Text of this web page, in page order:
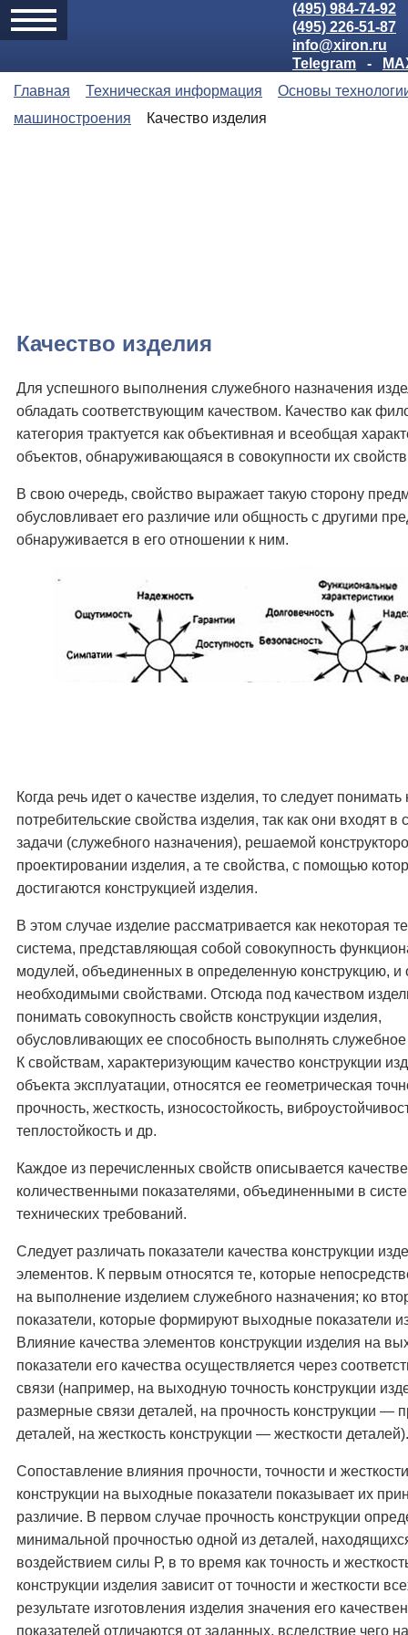
(495) 984-74-92
(495) 226-51-87
info@xiron.ru
Telegram
-
Главная
Техническая информация
Основы
машиностроения
Качество изделия
Качество изделия
Для успешного выполнения служебного назначения
обладать соответствующим качеством. Качество как
категория трактуется как объективная и всеобщая
объектов, обнаруживающаяся в совокупности их
В свою очередь, свойство выражает такую сторону
обусловливает его различие или общность с другими
обнаруживается в его отношении к ним.
Когда речь идет о качестве изделия, то следует понимать
потребительские свойства изделия, так как они входят в
задачи (служебного назначения), решаемой
проектировании изделия, а те свойства, с помощью
достигаются конструкцией изделия.
В этом случае изделие рассматривается как некоторая
система, представляющая собой совокупность
модулей, объединенных в определенную конструкцию,
необходимыми свойствами. Отсюда под качеством
понимать совокупность свойств конструкции изделия,
обусловливающих ее способность выполнять
К свойствам, характеризующим качество конструкции
объекта эксплуатации, относятся ее геометрическая
прочность, жесткость, износостойкость,
теплостойкость и др.
Каждое из перечисленных свойств описывается
количественными показателями, объединенными в
технических требований.
Следует различать показатели качества конструкции
элементов. К первым относятся те, которые
на выполнение изделием служебного назначения; ко
показатели, которые формируют выходные показатели
Влияние качества элементов конструкции изделия на
показатели его качества осуществляется через
связи (например, на выходную точность конструкции
размерные связи деталей, на прочность конструкции —
деталей, на жесткость конструкции — жесткости деталей).
Сопоставление влияния прочности, точности и
конструкции на выходные показатели показывает их
различие. В первом случае прочность конструкции
минимальной прочностью одной из деталей,
воздействием силы Р, в то время как точность и
конструкции изделия зависит от точности и жесткости
результате изготовления изделия значения его
показателей отличаются от заданных, вследствие чего